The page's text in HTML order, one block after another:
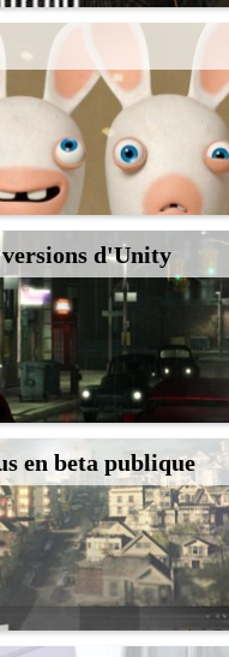
versions d'Unity
en beta publique